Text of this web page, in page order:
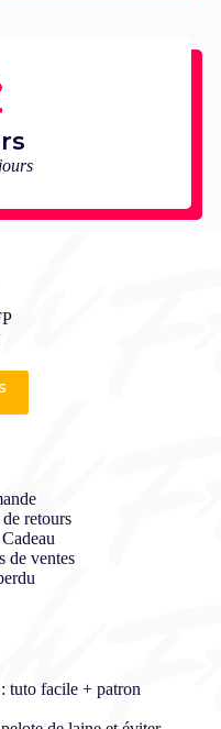
retours
de ventes
tuto facile + patron